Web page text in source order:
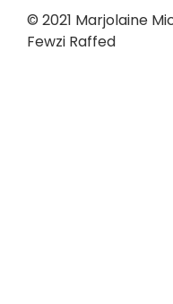
© 2021 Marjolaine
Fewzi Raffed